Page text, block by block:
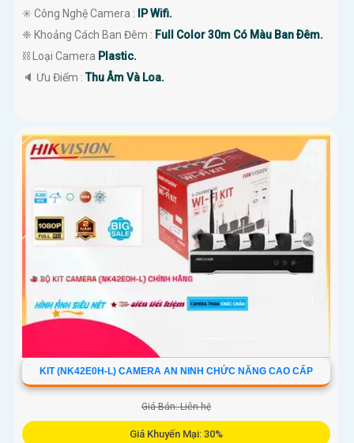
✳️ Công Nghệ Camera :
IP Wifi.
❈ Khoảng Cách Ban Đêm : Full Color 30m Có Màu Ban Ðêm.
⛓ Loại Camera Plastic.
️🔈 Ưu Điểm :Thu Âm Và Loa.
KIT (NK42E0H-L) CAMERA AN NINH CHỨC NĂNG CAO CẤP
Giá Bán: Liên hệ
Giá Khuyến Mại: 30%